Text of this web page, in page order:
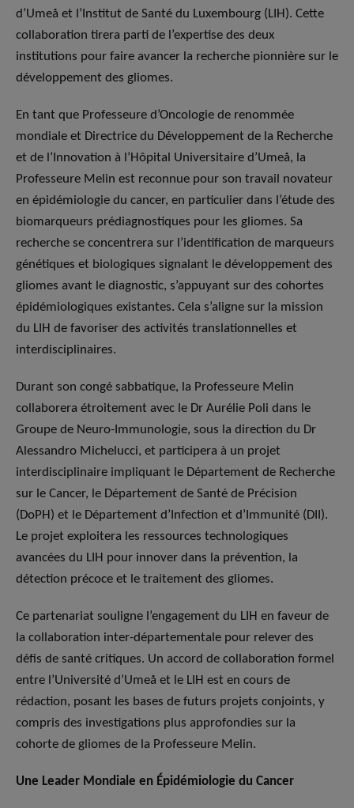
d’Umeå et l’Institut de Santé du Luxembourg (LIH). Cette
collaboration tirera parti de l’expertise des deux
institutions pour faire avancer la recherche pionnière sur le
développement des gliomes.
En tant que Professeure d’Oncologie de renommée
mondiale et Directrice du Développement de la Recherche
et de l’Innovation à l’Hôpital Universitaire d’Umeå, la
Professeure Melin est reconnue pour son travail novateur
en épidémiologie du cancer, en particulier dans l’étude des
biomarqueurs prédiagnostiques pour les gliomes. Sa
recherche se concentrera sur l’identification de marqueurs
génétiques et biologiques signalant le développement des
gliomes avant le diagnostic, s’appuyant sur des cohortes
épidémiologiques existantes. Cela s’aligne sur la mission
du LIH de favoriser des activités translationnelles et
interdisciplinaires.
Durant son congé sabbatique, la Professeure Melin
collaborera étroitement avec le Dr Aurélie Poli dans le
Groupe de Neuro-Immunologie, sous la direction du Dr
Alessandro Michelucci, et participera à un projet
interdisciplinaire impliquant le Département de Recherche
sur le Cancer, le Département de Santé de Précision
(DoPH) et le Département d’Infection et d’Immunité (DII).
Le projet exploitera les ressources technologiques
avancées du LIH pour innover dans la prévention, la
détection précoce et le traitement des gliomes.
Ce partenariat souligne l’engagement du LIH en faveur de
la collaboration inter-départementale pour relever des
défis de santé critiques. Un accord de collaboration formel
entre l’Université d’Umeå et le LIH est en cours de
rédaction, posant les bases de futurs projets conjoints, y
compris des investigations plus approfondies sur la
cohorte de gliomes de la Professeure Melin.
Une Leader Mondiale en Épidémiologie du Cancer